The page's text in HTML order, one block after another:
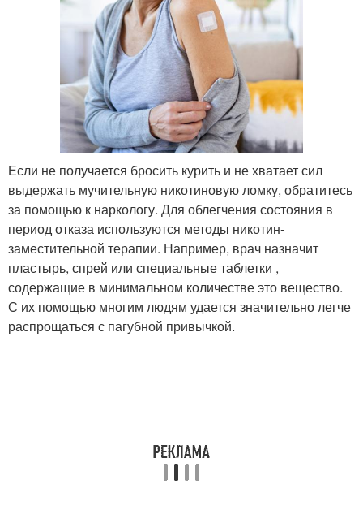
Если не получается бросить курить и не хватает сил
выдержать мучительную никотиновую ломку, обратитесь
за помощью к наркологу. Для облегчения состояния в
период отказа используются методы никотин-
заместительной терапии. Например, врач назначит
пластырь, спрей или специальные таблетки ,
содержащие в минимальном количестве это вещество.
С их помощью многим людям удается значительно легче
распрощаться с пагубной привычкой.